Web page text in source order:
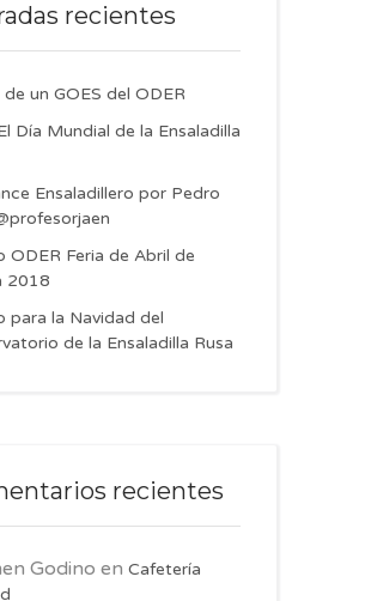
recientes
de un GOES del ODER
Día Mundial de la Ensaladilla
Ensaladillero por Pedro
ODER Feria de Abril de
2018
para la Navidad del
de la Ensaladilla Rusa
recientes
Godino en Cafetería